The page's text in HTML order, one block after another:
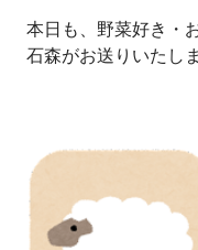
本日も、野菜好き・
石森がお送りいたし